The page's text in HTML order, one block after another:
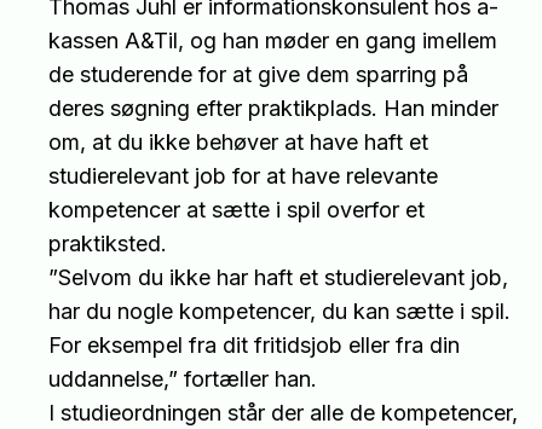
Thomas Juhl er informationskonsulent hos a-
kassen A&Til, og han møder en gang imellem
de studerende for at give dem sparring på
deres søgning efter praktikplads. Han minder
om, at du ikke behøver at have haft et
studierelevant job for at have relevante
kompetencer at sætte i spil overfor et
praktiksted.
”Selvom du ikke har haft et studierelevant job,
har du nogle kompetencer, du kan sætte i spil.
For eksempel fra dit fritidsjob eller fra din
uddannelse,” fortæller han.
I studieordningen står der alle de kompetencer,